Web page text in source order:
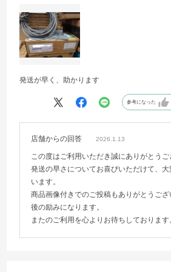
発送が早く、助かります
参考になった
店舗からの回答 2026.1.13
この度はご利用いただき誠にありがとうご
発送の早さについてお喜びいただけて、大
います。
商品画像付きでのご投稿もありがとうご
後の励みになります。
またのご利用を心よりお待ちしております